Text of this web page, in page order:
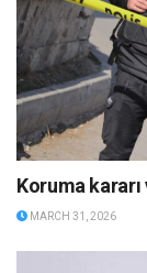
Koruma
MARCH 31, 2026